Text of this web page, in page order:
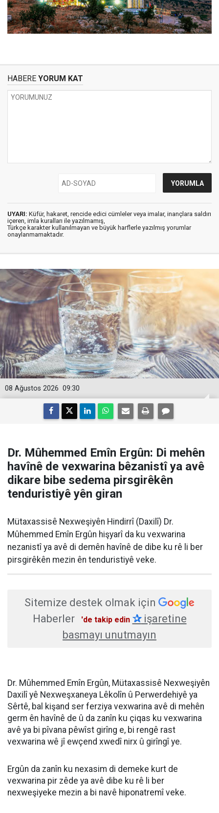
HABERE YORUM KAT
UYARI: Küfür, hakaret, rencide edici cümleler veya imalar, inançlara saldırı
içeren, imla kuralları ile yazılmamış,
Türkçe karakter kullanılmayan ve büyük harflerle yazılmış yorumlar
onaylanmamaktadır.
09:30
08 Ağustos 2026
Dr. Mûhemmed Emîn Ergûn: Di mehên
havînê de vexwarina bêzanistî ya avê
dikare bibe sedema pirsgirêkên
tenduristiyê yên giran
Mütaxassisê Nexweşiyên Hindirrî (Daxilî) Dr.
Mûhemmed Emîn Ergûn hişyarî da ku vexwarina
nezanistî ya avê di demên havînê de dibe ku rê li ber
pirsgirêkên mezin ên tenduristiyê veke.
Sitemize destek olmak için
Haberler
'de takip edin ✰işaretine
basmayı unutmayın
Dr. Mûhemmed Emîn Ergûn, Mütaxassisê Nexweşiyên
Daxilî yê Nexweşxaneya Lêkolîn û Perwerdehiyê ya
Sêrtê, bal kişand ser ferziya vexwarina avê di mehên
germ ên havînê de û da zanîn ku çiqas ku vexwarina
avê ya bi pîvana pêwîst girîng e, bi rengê rast
vexwarina wê jî ewçend xwedî nirx û girîngî ye.
Ergûn da zanîn ku nexasim di demeke kurt de
vexwarina pir zêde ya avê dibe ku rê li ber
nexweşiyeke mezin a bi navê hiponatremî veke.